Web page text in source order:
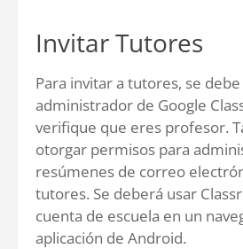
Invitar Tutores
Para invitar a tutores, se
administrador de Google
verifique que eres profesor.
otorgar permisos para
resúmenes de correo
tutores. Se deberá usar
cuenta de escuela en un
aplicación de Android.